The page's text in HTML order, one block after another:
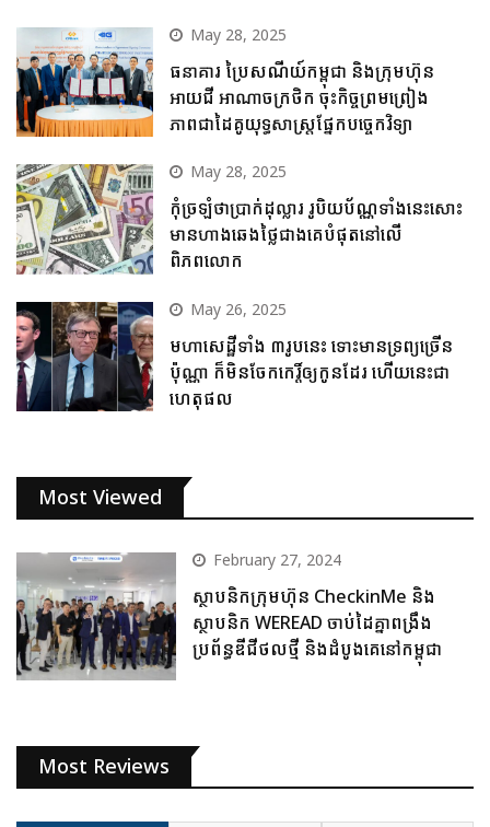
May 28, 2025
ធនាគារ ប្រៃសណីយ៍កម្ពុជា និងក្រុមហ៊ុន
អាយជី អាណាចក្រថិក ចុះកិច្ចព្រមព្រៀង
ភាពជាដៃគូយុទ្ធសាស្ត្រផ្នែកបច្ចេកវិទ្យា
May 28, 2025
កុំច្រឡំថាប្រាក់ដុល្លារ រូបិយប័ណ្ណទាំងនេះសោះ
មានហាងឆេងថ្លៃជាងគេបំផុតនៅលើ
ពិភពលោក
May 26, 2025
មហាសេដ្ឋីទាំង ៣រូបនេះ ទោះមានទ្រព្យច្រើន
ប៉ុណ្ណា ក៏មិនចែកកេរ្តិ៍ឲ្យកូនដែរ ហើយនេះជា
ហេតុផល
Most Viewed
February 27, 2024
ស្ថាបនិកក្រុមហ៊ុន CheckinMe និង
ស្ថាបនិក WEREAD ចាប់ដៃគ្នាពង្រឹង
ប្រព័ន្ធឌីជីថលថ្មី និងដំបូងគេនៅកម្ពុជា
Most Reviews